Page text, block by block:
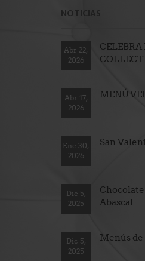
NOTICIAS
Abr 22,
2026
Abr 17,
2026
MENÚ
Ene 30,
2026
San
Dic 5,
2025
Abascal
Dic 5,
2025
Menús de